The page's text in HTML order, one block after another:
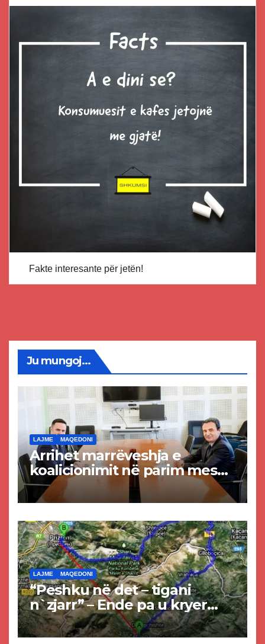
Fakte interesante për jetën!
Ju mungoj...
LAJME MAQEDONI
Arrihet marrëveshja e
koalicionimit në parim mes
Kurtit dhe Abdixhikut
LAJME MAQEDONI
“Peshku në det – tigani
n`zjarr” – Ende pa u kryer
projekti i tunelit, komuna e
Tetovës nis punimet për